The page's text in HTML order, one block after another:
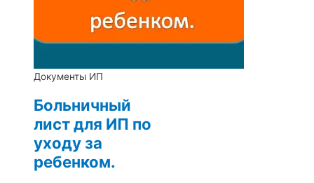
Документы ИП
Больничный
лист для ИП по
уходу за
ребенком.